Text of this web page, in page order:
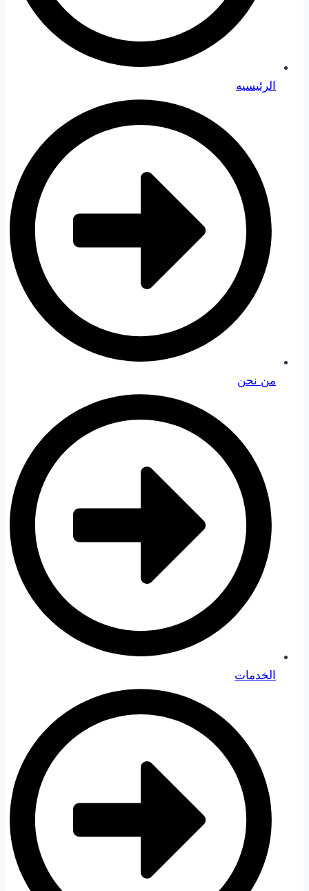
الرئيسيه
من نحن
الخدمات